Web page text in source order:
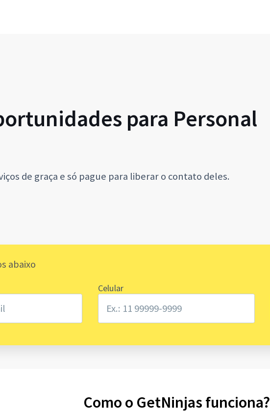
para Personal
de graça e só pague para liberar o contato deles.
abaixo
Celular
Como o GetNinjas funciona?